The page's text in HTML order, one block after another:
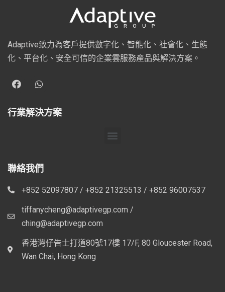
Adaptive致力為客戶提供數字化、智能化、社會化、生態
化、平台化、安全可信的企業雲服務產品與解決方案。
行業解決方案
聯絡我們
+852 52097807 / +852 21325513 / +852 96007537
tiffanycheng@adaptivegp.com /
ching@adaptivegp.com
香港灣仔告士打道80號17樓 17/F, 80 Gloucester Road,
Wan Chai, Hong Kong